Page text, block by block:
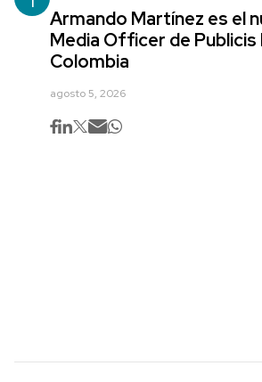
Armando Martínez es el
Media Officer de Publicis
Colombia
agosto 5, 2026